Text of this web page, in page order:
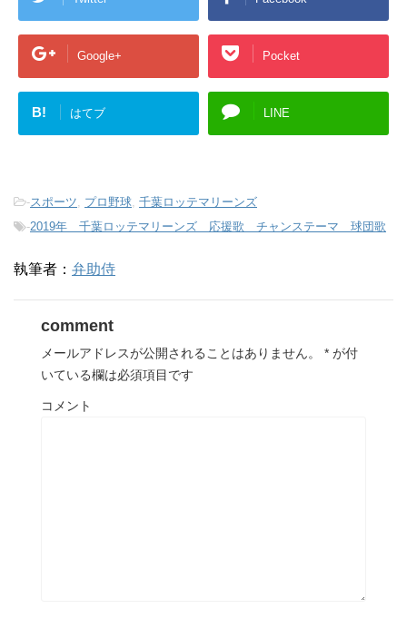
Google+ Pocket
B! はてブ LINE
-スポーツ プロ野球 千葉ロッテマリーンズ
-2019年 千葉ロッテマリーンズ 応援歌 チャンステーマ 球団歌
執筆者： 弁助侍
comment
メールアドレスが公開されることはありません。 * が付
いている欄は必須項目です
コメント